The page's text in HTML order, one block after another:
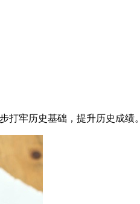
打牢历史基础，提升历史成绩。